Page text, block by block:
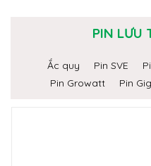
PIN LƯU
Ắc quy Pin SVE
Pin Growatt
Pin